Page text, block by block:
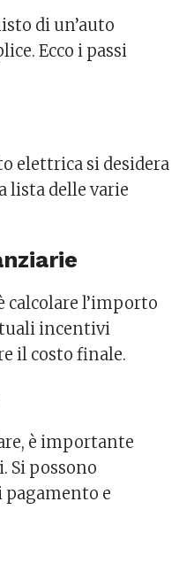
di un’auto
Ecco i passi
elettrica si desidera
lista delle varie
calcolare l’importo
incentivi
il costo finale.
è importante
Si possono
pagamento e